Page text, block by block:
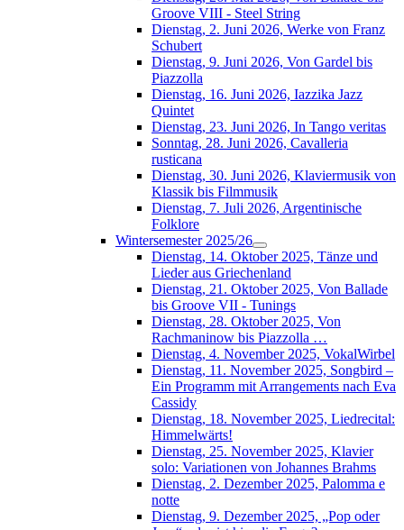
Groove VIII - Steel String
Dienstag, 2. Juni 2026, Werke von Franz
Schubert
Dienstag, 9. Juni 2026, Von Gardel bis
Piazzolla
Dienstag, 16. Juni 2026, Iazzika Jazz
Quintet
Dienstag, 23. Juni 2026, In Tango veritas
Sonntag, 28. Juni 2026, Cavalleria
rusticana
Dienstag, 30. Juni 2026, Klaviermusik von
Klassik bis Filmmusik
Dienstag, 7. Juli 2026, Argentinische
Folklore
Wintersemester 2025/26
Dienstag, 14. Oktober 2025, Tänze und
Lieder aus Griechenland
Dienstag, 21. Oktober 2025, Von Ballade
bis Groove VII - Tunings
Dienstag, 28. Oktober 2025, Von
Rachmaninow bis Piazzolla …
Dienstag, 4. November 2025, VokalWirbel
Dienstag, 11. November 2025, Songbird –
Ein Programm mit Arrangements nach Eva
Cassidy
Dienstag, 18. November 2025, Liedrecital:
Himmelwärts!
Dienstag, 25. November 2025, Klavier
solo: Variationen von Johannes Brahms
Dienstag, 2. Dezember 2025, Palomma e
notte
Dienstag, 9. Dezember 2025, „Pop oder